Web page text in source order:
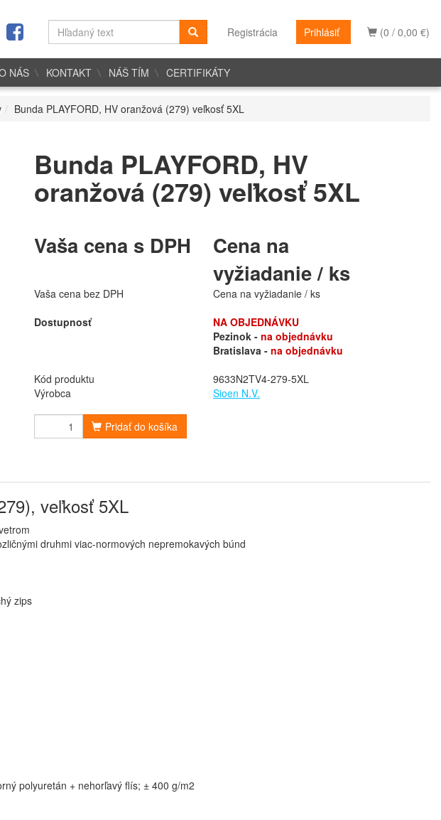
(0 / 0,00 €)
Registrácia Prihlásiť
NÁS KONTAKT NÁŠ TÍM CERTIFIKÁTY
Bunda PLAYFORD, HV oranžová (279) veľkosť 5XL
Bunda PLAYFORD, HV
oranžová (279) veľkosť 5XL
Vaša cena s DPH
Cena na
vyžiadanie / ks
Vaša cena bez DPH
Cena na vyžiadanie / ks
Dostupnosť
NA OBJEDNÁVKU
Pezinok - na objednávku
Bratislava - na objednávku
Kód produktu
9633N2TV4-279-5XL
Výrobca
Sioen N.V.
Pridať do košíka
veľkosť 5XL
druhmi viac-normových nepremokavých búnd
zips
polyuretán + nehorľavý flís; ± 400 g/m2